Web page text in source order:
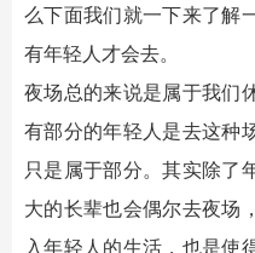
么下面我们就一下来了解
有年轻人才会去。
夜场总的来说是属于我们
有部分的年轻人是去这种
只是属于部分。其实除了
大的长辈也会偶尔去夜场
入年轻人的生活，也是使